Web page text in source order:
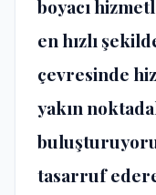
boyacı
en hızlı
çevresinde
yakın
tasarruf